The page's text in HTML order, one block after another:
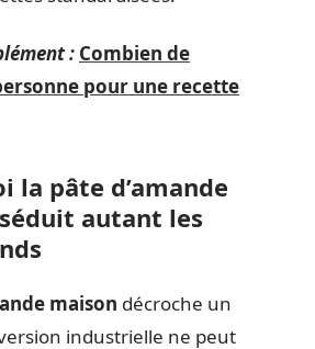
: Combien de
pour une recette
la pâte d’amande
autant les
maison décroche un
industrielle ne peut